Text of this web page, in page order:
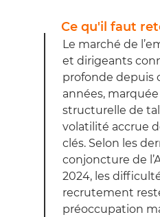
Ce qu'il faut
Le marché de
et dirigeants
profonde depuis
années,
structurelle de
volatilité accrue
clés. Selon les
conjoncture de
2024, les
recrutement
préoccupation